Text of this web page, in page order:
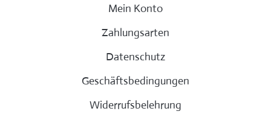
Mein Konto
Zahlungsarten
Datenschutz
Geschäftsbedingungen
Widerrufsbelehrung